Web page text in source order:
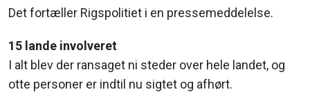
Det fortæller Rigspolitiet i en pressemeddelelse.
15 lande involveret
I alt blev der ransaget ni steder over hele landet, og
otte personer er indtil nu sigtet og afhørt.